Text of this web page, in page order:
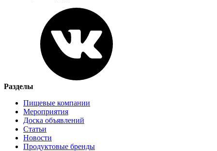
Разделы
Пищевые компании
Мероприятия
Доска объявлений
Статьи
Новости
Продуктовые бренды